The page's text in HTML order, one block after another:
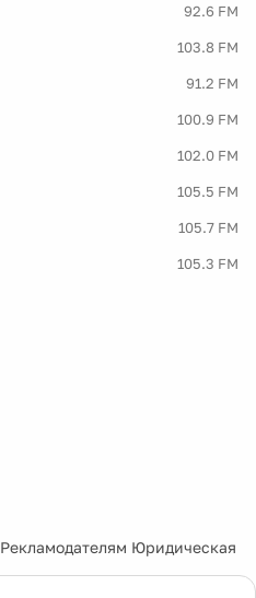
92.6 FM
103.8 FM
91.2 FM
100.9 FM
102.0 FM
105.5 FM
105.7 FM
105.3 FM
Рекламодателям Юридическая